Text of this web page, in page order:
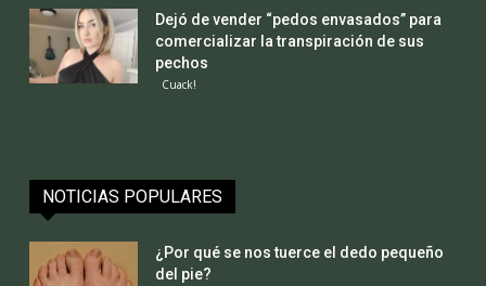
Dejó de vender “pedos envasados” para
comercializar la transpiración de sus
pechos
Cuack!
NOTICIAS POPULARES
¿Por qué se nos tuerce el dedo pequeño
del pie?